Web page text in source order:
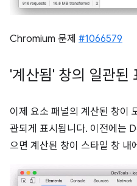
Chromium 문제 #1066579
'계산됨' 창의 일관된
이제 요소 패널의 계산된 창이
관되게 표시됩니다. 이전에는
으면 계산된 창이 스타일 창 내